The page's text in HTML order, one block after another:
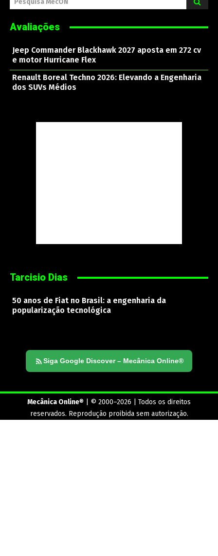
Avaliações
Jeep Commander Blackhawk 2027 aposta em 272 cv
e motor Hurricane Flex
Renault Boreal Techno 2026: Elevando a Engenharia
dos SUVs Médios
Tarcisio Dias
50 anos de Fiat no Brasil: a engenharia da
popularização tecnológica
Siga Google Discover – Mecânica Online®
Mecânica Online® | © 2000–2026 | Todos os direitos
reservados. Reprodução proibida sem autorização.